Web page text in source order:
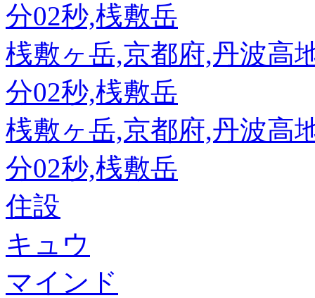
分02秒,桟敷岳
桟敷ヶ岳,京都府,丹波高
分02秒,桟敷岳
桟敷ヶ岳,京都府,丹波高
分02秒,桟敷岳
住設
キュウ
マインド